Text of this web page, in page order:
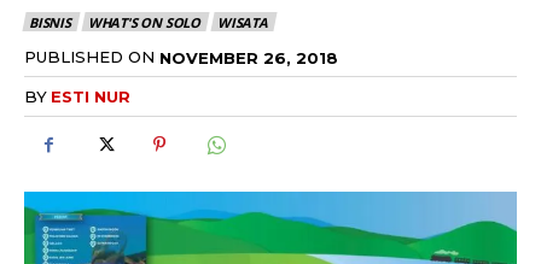
BISNIS WHAT'S ON SOLO WISATA
PUBLISHED ON NOVEMBER 26, 2018
BY ESTI NUR